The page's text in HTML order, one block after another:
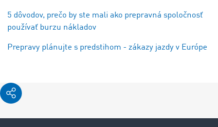
5 dôvodov, prečo by ste mali ako prepravná spoločnosť
používať burzu nákladov
Prepravy plánujte s predstihom - zákazy jazdy v Európe